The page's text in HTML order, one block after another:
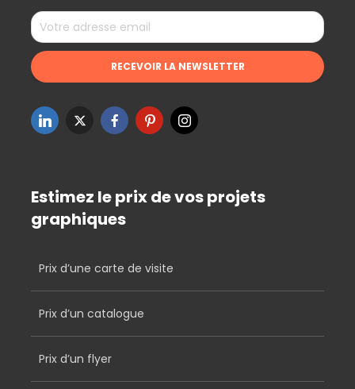
Estimez le prix de vos projets
graphiques
Prix d’une carte de visite
Prix d’un catalogue
Prix d’un flyer